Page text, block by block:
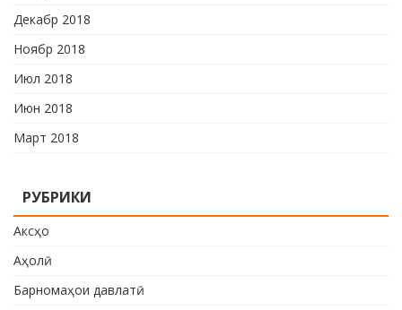
Декабр 2018
Ноябр 2018
Июл 2018
Июн 2018
Март 2018
РУБРИКИ
Аксҳо
Аҳолӣ
Барномаҳои давлатӣ